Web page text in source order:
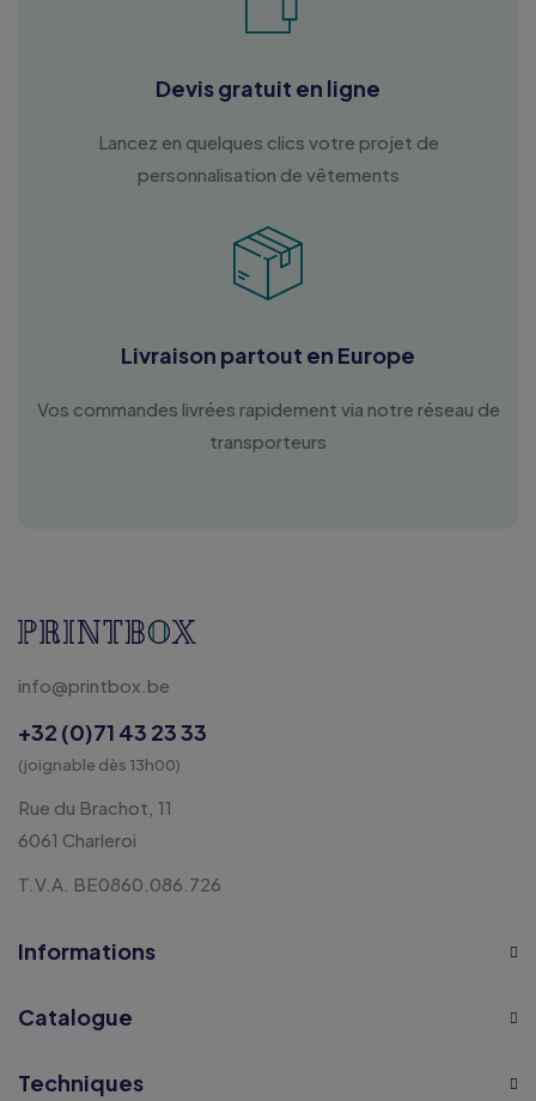
Devis gratuit en ligne
Lancez en quelques clics votre projet de
personnalisation de vêtements
Livraison partout en Europe
Vos commandes livrées rapidement via notre réseau de
transporteurs
info@printbox.be
+32 (0)71 43 23 33
(joignable dès 13h00)
Rue du Brachot, 11
6061 Charleroi
T.V.A. BE0860.086.726
Informations
Catalogue
Techniques